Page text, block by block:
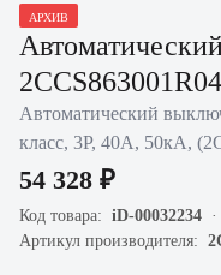
АРХИВ
Автоматический
класс, 3P, 40А, 50кА,
54 328 ₽
Код товара: iD-00032234
Артикул производителя: